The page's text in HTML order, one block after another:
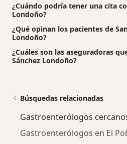
¿Cuándo podría tener una cita
Londoño?
¿Qué opinan los pacientes de
Londoño?
¿Cuáles son las aseguradoras
Sánchez Londoño?
Búsquedas relacionadas
Gastroenterólogos
Gastroenterólogos en El